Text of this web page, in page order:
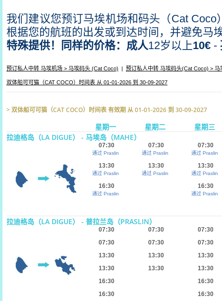
我们建议您预订马埃机场和码头（Cat
根据您的航班的出发或到达时间，并避免马
特殊提供！同样的价格：成人12岁以上10€ -
预订私人中转 马埃机场 > 马埃码头 (Cat Coco) 预订私人中转 马埃码头(Cat Coco) > 马
双体船可可猫（CAT COCO）时间表 从 01-01-2026 到 30-09-2027
> 双体船可可猫（CAT COCO）时间表 有效期 从 01-01-2026 到 30-09-2027
星期一 星期二
星期三
拉迪格岛（LA DIGUE） - 马埃岛（MAHE）
07:30
通过 Praslin
13:30
通过 Praslin
16:30
通过 Praslin
07:30
通过 Praslin
13:30
通过 Praslin
07:30
通过 Praslin
13:30
通过 Praslin
16:30
通过 Praslin
拉迪格岛（LA DIGUE） - 普拉兰岛（PRASLIN）
07:30
07:30
13:30
13:30
16:30
16:30
07:30
07:30
13:30
13:30
07:30
07:30
13:30
13:30
16:30
16:30